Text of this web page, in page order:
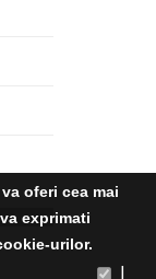
oferi cea mai
exprimati
urilor.